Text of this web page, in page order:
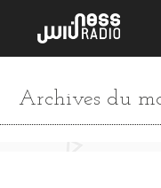
03A ANA INDI
NESS LIVE !
Archives du